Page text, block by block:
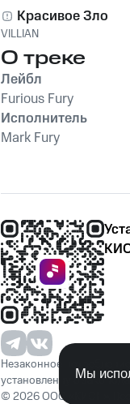
Красивое Зло
VILLIAN
О треке
Лейбл
Furious Fury
Исполнитель
Mark Fury
Незаконное
установленную
© 2026 ООО «КИОН».
Мы